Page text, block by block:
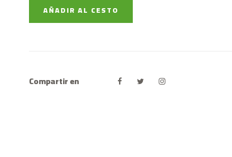
AÑADIR AL CESTO
Compartir en